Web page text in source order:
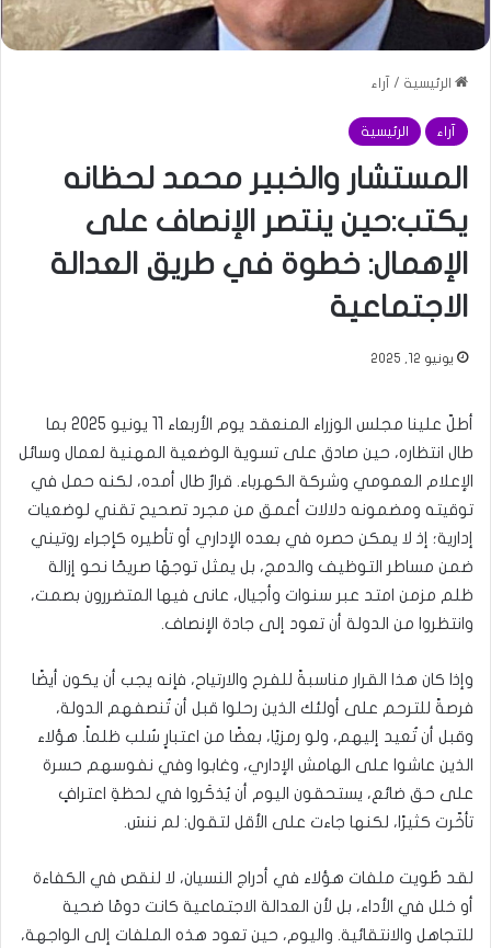
الرئيسية / آراء
آراء الرئيسية
المستشار والخبير محمد لحظانه
يكتب:حين ينتصر الإنصاف على
الإهمال: خطوة في طريق العدالة
الاجتماعية
يونيو 12, 2025
أطلّ علينا مجلس الوزراء المنعقد يوم الأربعاء 11 يونيو 2025 بما
طال انتظاره، حين صادق على تسوية الوضعية المهنية لعمال وسائل
الإعلام العمومي وشركة الكهرباء. قرارٌ طال أمده، لكنه حمل في
توقيته ومضمونه دلالات أعمق من مجرد تصحيح تقني لوضعيات
إدارية؛ إذ لا يمكن حصره في بعده الإداري أو تأطيره كإجراء روتيني
ضمن مساطر التوظيف والدمج، بل يمثل توجهًا صريحًا نحو إزالة
ظلم مزمن امتد عبر سنوات وأجيال، عانى فيها المتضررون بصمت،
وانتظروا من الدولة أن تعود إلى جادة الإنصاف.
وإذا كان هذا القرار مناسبةً للفرح والارتياح، فإنه يجب أن يكون أيضًا
فرصةً للترحم على أولئك الذين رحلوا قبل أن تُنصفهم الدولة،
وقبل أن تُعيد إليهم، ولو رمزيًا، بعضًا من اعتبارٍ سُلب ظلماً. هؤلاء
الذين عاشوا على الهامش الإداري، وغابوا وفي نفوسهم حسرة
على حق ضائع، يستحقون اليوم أن يُذكَروا في لحظةِ اعترافٍ
تأخّرت كثيرًا، لكنها جاءت على الأقل لتقول: لم ننسَ.
لقد طُويت ملفات هؤلاء في أدراج النسيان، لا لنقص في الكفاءة
أو خلل في الأداء، بل لأن العدالة الاجتماعية كانت دومًا ضحية
للتجاهل والانتقائية. واليوم، حين تعود هذه الملفات إلى الواجهة،